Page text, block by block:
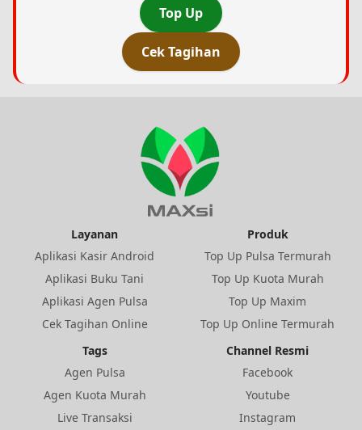
Top Up
Cek Tagihan
Layanan
Aplikasi Kasir Android
Aplikasi Buku Tani
Aplikasi Agen Pulsa
Cek Tagihan Online
Produk
Top Up Pulsa Termurah
Top Up Kuota Murah
Top Up Maxim
Top Up Online Termurah
Tags
Agen Pulsa
Agen Kuota Murah
Live Transaksi
Channel Resmi
Facebook
Youtube
Instagram